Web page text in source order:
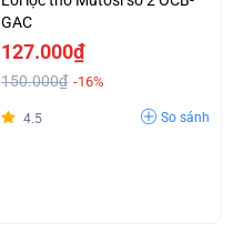
GAC
127.000₫
150.000₫ -16%
4.5 So sánh